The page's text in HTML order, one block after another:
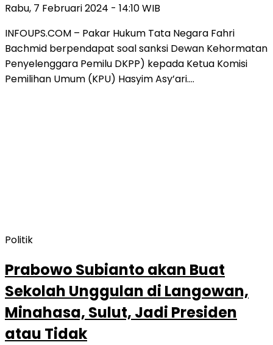
Rabu, 7 Februari 2024 - 14:10 WIB
INFOUPS.COM – Pakar Hukum Tata Negara Fahri
Bachmid berpendapat soal sanksi Dewan Kehormatan
Penyelenggara Pemilu DKPP) kepada Ketua Komisi
Pemilihan Umum (KPU) Hasyim Asy’ari….
Politik
Prabowo Subianto akan Buat
Sekolah Unggulan di Langowan,
Minahasa, Sulut, Jadi Presiden
atau Tidak